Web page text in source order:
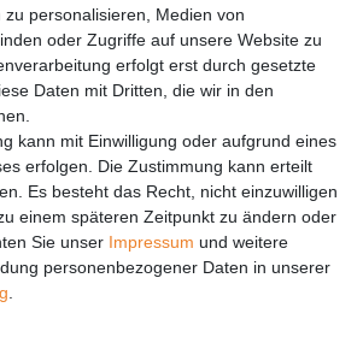
zu personalisieren, Medien von
oder Zugriffe auf unsere Website zu
erfolgt erst durch gesetzte
Daten mit Dritten, die wir in den
kann mit Einwilligung oder aufgrund eines
erfolgen. Die Zustimmung kann erteilt
Es besteht das Recht, nicht einzuwilligen
einem späteren Zeitpunkt zu ändern oder
Sie unser Impressum und weitere
personenbezogener Daten in unserer